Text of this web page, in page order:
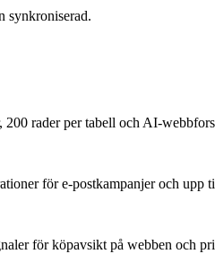
synkroniserad.
200 rader per tabell och AI-
för e-postkampanjer och upp
för köpavsikt på webben och